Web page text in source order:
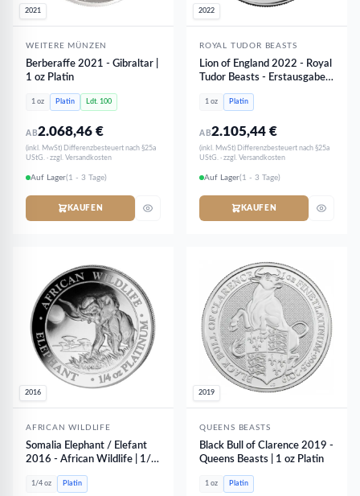
2021
WEITERE MÜNZEN
Berberaffe 2021 - Gibraltar |
1 oz Platin
1 oz Platin Ldt. 100
AB2.068,46€
(inkl. MwSt) Differenzbesteuert nach §25a
UStG. · zzgl. Versandkosten
Auf Lager(1 - 3 Tage)
KAUFEN
2022
ROYAL TUDOR BEASTS
Lion of England 2022 - Royal
Tudor Beasts - Erstausgabe |
1 oz Platin
1 oz Platin
AB2.105,44€
(inkl. MwSt) Differenzbesteuert nach §25a
UStG. · zzgl. Versandkosten
Auf Lager(1 - 3 Tage)
KAUFEN
2016
AFRICAN WILDLIFE
Somalia Elephant / Elefant
2016 - African Wildlife | 1/4
oz Platin
1/4 oz Platin
2019
QUEENS BEASTS
Black Bull of Clarence 2019 -
Queens Beasts | 1 oz Platin
1 oz Platin